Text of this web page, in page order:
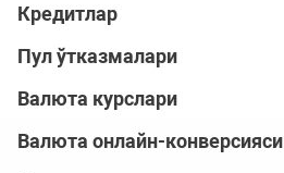
Кредитлар
Пул ўтказмалари
Валюта курслари
Валюта онлайн-конверсияси